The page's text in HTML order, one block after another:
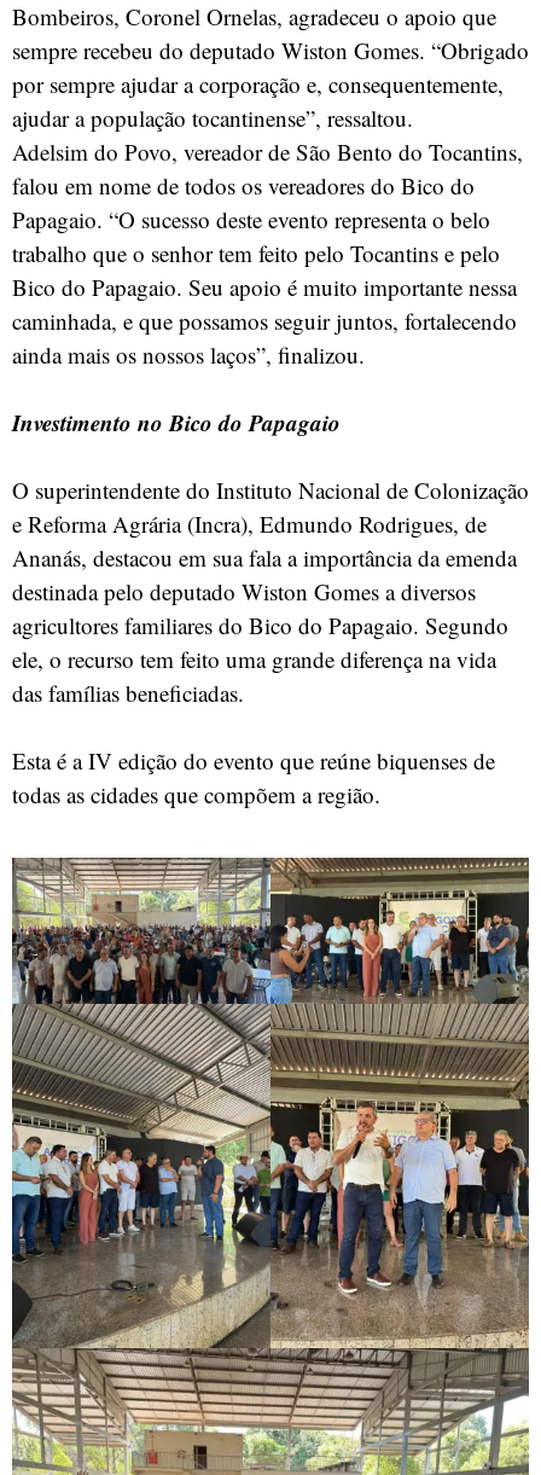
Bombeiros, Coronel Ornelas, agradeceu o apoio que
sempre recebeu do deputado Wiston Gomes. “Obrigado
por sempre ajudar a corporação e, consequentemente,
ajudar a população tocantinense”, ressaltou.
Adelsim do Povo, vereador de São Bento do Tocantins,
falou em nome de todos os vereadores do Bico do
Papagaio. “O sucesso deste evento representa o belo
trabalho que o senhor tem feito pelo Tocantins e pelo
Bico do Papagaio. Seu apoio é muito importante nessa
caminhada, e que possamos seguir juntos, fortalecendo
ainda mais os nossos laços”, finalizou.
Investimento no Bico do Papagaio
O superintendente do Instituto Nacional de Colonização
e Reforma Agrária (Incra), Edmundo Rodrigues, de
Ananás, destacou em sua fala a importância da emenda
destinada pelo deputado Wiston Gomes a diversos
agricultores familiares do Bico do Papagaio. Segundo
ele, o recurso tem feito uma grande diferença na vida
das famílias beneficiadas.
Esta é a IV edição do evento que reúne biquenses de
todas as cidades que compõem a região.